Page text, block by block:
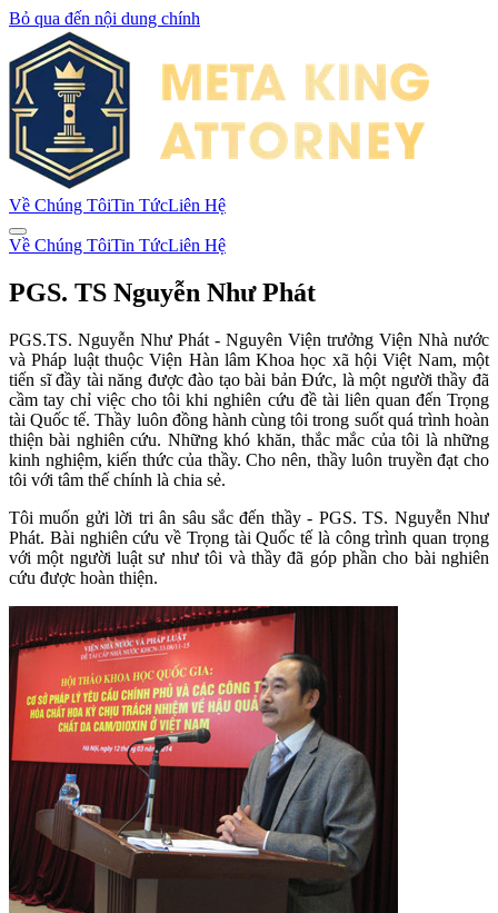
Bỏ qua đến nội dung chính
Về Chúng TôiTin TứcLiên Hệ
Về Chúng TôiTin TứcLiên Hệ
PGS. TS Nguyễn Như Phát
PGS.TS. Nguyễn Như Phát - Nguyên Viện trưởng Viện Nhà nước
và Pháp luật thuộc Viện Hàn lâm Khoa học xã hội Việt Nam, một
tiến sĩ đầy tài năng được đào tạo bài bản Đức, là một người thầy đã
cầm tay chỉ việc cho tôi khi nghiên cứu đề tài liên quan đến Trọng
tài Quốc tế. Thầy luôn đồng hành cùng tôi trong suốt quá trình hoàn
thiện bài nghiên cứu. Những khó khăn, thắc mắc của tôi là những
kinh nghiệm, kiến thức của thầy. Cho nên, thầy luôn truyền đạt cho
tôi với tâm thế chính là chia sẻ.
Tôi muốn gửi lời tri ân sâu sắc đến thầy - PGS. TS. Nguyễn Như
Phát. Bài nghiên cứu về Trọng tài Quốc tế là công trình quan trọng
với một người luật sư như tôi và thầy đã góp phần cho bài nghiên
cứu được hoàn thiện.